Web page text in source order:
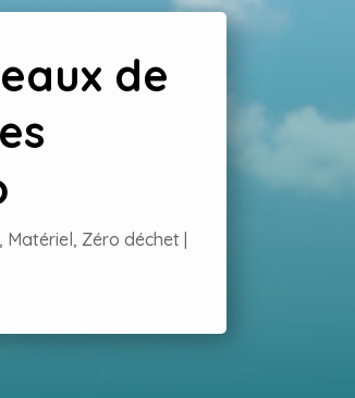
de
, Matériel , Zéro déchet